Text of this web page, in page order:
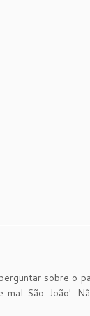
sobre o
São João'.